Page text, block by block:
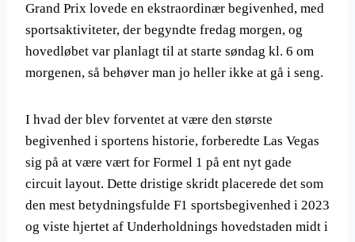
Grand Prix lovede en ekstraordinær begivenhed, med
sportsaktiviteter, der begyndte fredag morgen, og
hovedløbet var planlagt til at starte søndag kl. 6 om
morgenen, så behøver man jo heller ikke at gå i seng.
I hvad der blev forventet at være den største
begivenhed i sportens historie, forberedte Las Vegas
sig på at være vært for Formel 1 på ent nyt gade
circuit layout. Dette dristige skridt placerede det som
den mest betydningsfulde F1 sportsbegivenhed i 2023
og viste hjertet af Underholdnings hovedstaden midt i